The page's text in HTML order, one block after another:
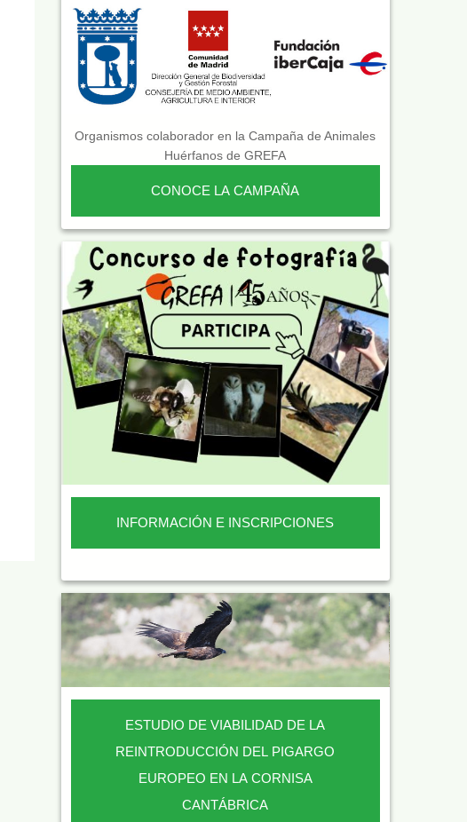
Organismos colaborador en la Campaña de Animales
Huérfanos de GREFA
CONOCE LA CAMPAÑA
INFORMACIÓN E INSCRIPCIONES
ESTUDIO DE VIABILIDAD DE LA
REINTRODUCCIÓN DEL PIGARGO
EUROPEO EN LA CORNISA
CANTÁBRICA